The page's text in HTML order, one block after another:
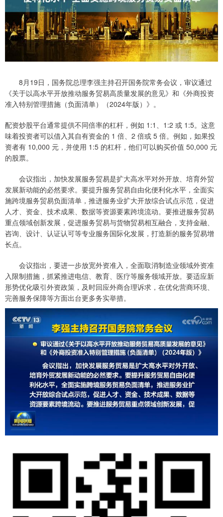
8月19日，国务院总理李强主持召开国务院常务会议，审议通过
《关于以高水平开放推动服务贸易高质量发展的意见》和《外商投资
准入特别管理措施（负面清单）（2024年版）》。
配资炒股平台通常提供不同倍率的杠杆，例如 1:1、1:2 或 1:5。这意
味着投资者可以借入其自有资金的 1 倍、2 倍或 5 倍。例如，如果投
资者有 10,000 元，并使用 1:5 的杠杆，他们可以购买价值 50,000 元
的股票。
会议指出，加快发展服务贸易是扩大高水平对外开放、培育外贸
发展新动能的必然要求。要提升服务贸易自由化便利化水平，全面实
施跨境服务贸易负面清单，推进服务业扩大开放综合试点示范，促进
人才、资金、技术成果、数据等资源要素跨境流动。要推进服务贸易
重点领域创新发展，促进服务贸易与货物贸易相互融合，支持金融、
咨询、设计、认证认可等专业服务国际化发展，打造新的服务贸易增
长点。
会议指出，要进一步放宽外资准入，全面取消制造业领域外资准
入限制措施，抓紧推进电信、教育、医疗等服务领域开放。要适应新
形势优化吸引外资政策，及时回应外商合理诉求，在优化营商环境、
完善服务保障等方面出台更多务实举措。